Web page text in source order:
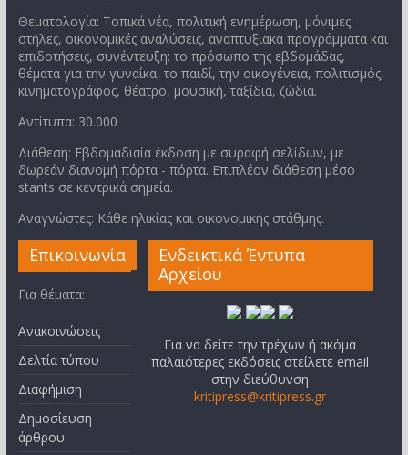
Θεματολογία: Τοπικά νέα, πολιτική ενημέρωση, μόνιμες
στήλες, οικονομικές αναλύσεις, αναπτυξιακά προγράμματα και
επιδοτήσεις, συνέντευξη: το πρόσωπο της εβδομάδας,
θέματα για την γυναίκα, το παιδί, την οικογένεια, πολιτισμός,
κινηματογράφος, θέατρο, μουσική, ταξίδια, ζώδια.
Αντίτυπα: 30.000
Διάθεση: Εβδομαδιαία έκδοση με συραφή σελίδων, με
δωρεάν διανομή πόρτα - πόρτα. Επιπλέον διάθεση μέσο
stants σε κεντρικά σημεία.
Αναγνώστες: Κάθε ηλικίας και οικονομικής στάθμης.
Επικοινωνία
Για θέματα:
Ανακοινώσεις
Δελτία τύπου
Διαφήμιση
Δημοσίευση
άρθρου
Ενδεικτικά Έντυπα
Αρχείου
Για να δείτε την τρέχων ή ακόμα
παλαιότερες εκδόσεις στείλετε email
στην διεύθυνση
kritipress@kritipress.gr